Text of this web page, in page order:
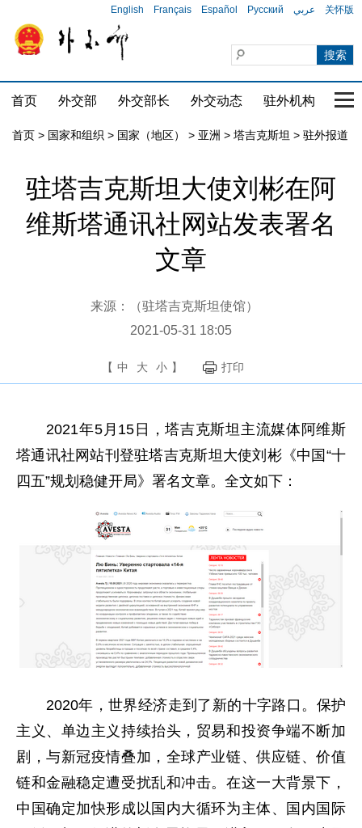
English Français Español Русский عربي 关怀版
首页 外交部 外交部长 外交动态 驻外机构 国
首页 > 国家和组织 > 国家（地区） > 亚洲 > 塔吉克斯坦 > 驻外报道
驻塔吉克斯坦大使刘彬在阿
维斯塔通讯社网站发表署名
文章
来源：（驻塔吉克斯坦使馆）
2021-05-31 18:05
【 中 大 小 】 打印
2021年5月15日，塔吉克斯坦主流媒体阿维斯
塔通讯社网站刊登驻塔吉克斯坦大使刘彬《中国“十
四五”规划稳健开局》署名文章。全文如下：
2020年，世界经济走到了新的十字路口。保护
主义、单边主义持续抬头，贸易和投资争端不断加
剧，与新冠疫情叠加，全球产业链、供应链、价值
链和金融稳定遭受扰乱和冲击。在这一大背景下，
中国确定加快形成以国内大循环为主体、国内国际